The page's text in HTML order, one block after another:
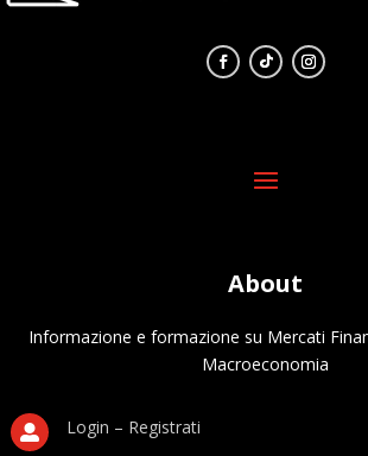
About
Informazione e formazione su Mercati
Macroeconomia
 Login – Registrati